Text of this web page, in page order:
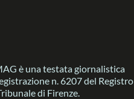
è una testata giornalistica
n. 6207 del Registro
di Firenze.